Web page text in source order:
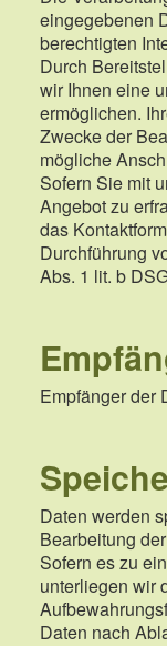
eingegebenen
berechtigten
Durch
wir Ihnen eine
ermöglichen.
Zwecke der
mögliche
Sofern Sie mit
Angebot zu
das
Durchführung
Abs. 1 lit. b
Empfänger der
Daten werden
Bearbeitung
Sofern es zu
unterliegen wir
Daten nach